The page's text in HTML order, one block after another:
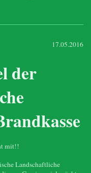
17.05.2016
der
mit!!
Landschaftliche